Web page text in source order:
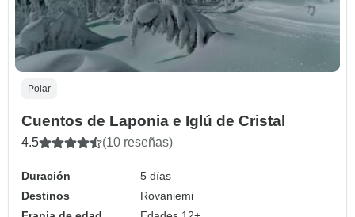
Polar
Cuentos de Laponia e Iglú de Cristal
4.5 (10 reseñas)
Duración
5 días
Destinos
Rovaniemi